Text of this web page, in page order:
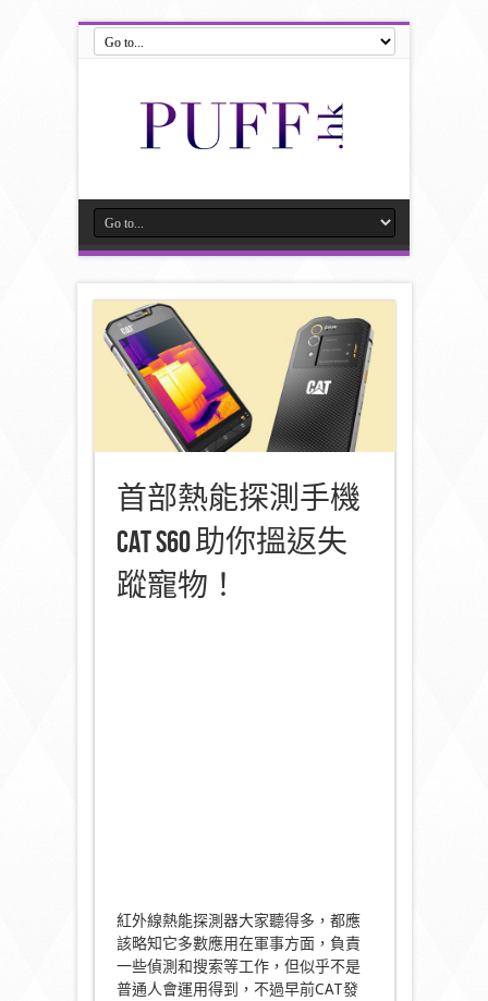
首部熱能探測手機
Cat S60 助你搵返失
蹤寵物！
紅外線熱能探測器大家聽得多，都應
該略知它多數應用在軍事方面，負責
一些偵測和搜索等工作，但似乎不是
普通人會運用得到，不過早前CAT發